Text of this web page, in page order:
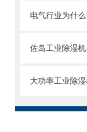
佐岛工业除湿